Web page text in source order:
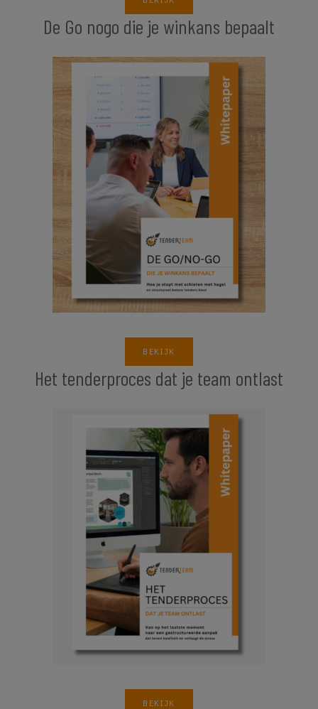
De Go nogo die je winkans bepaalt
BEKIJK
Het tenderproces dat je team ontlast
BEKIJK